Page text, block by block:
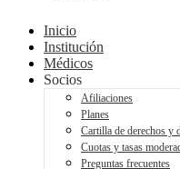
Inicio
Institución
Médicos
Socios
Afiliaciones
Planes
Cartilla de derechos y
Cuotas y tasas
Preguntas frecuentes